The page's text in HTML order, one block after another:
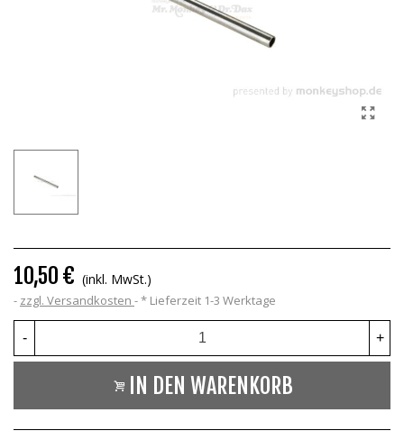
10,50 € (inkl. MwSt.)
zzgl. Versandkosten * Lieferzeit 1-3 Werktage
- +
IN DEN WARENKORB